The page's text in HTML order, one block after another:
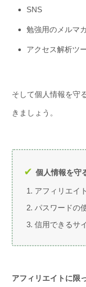
SNS
勉強用のメルマ
アクセス解析ツ
そして個人情報を守
きましょう。
個人情報を守
アフィリエイ
パスワードの
信用できるサ
アフィリエイトに限